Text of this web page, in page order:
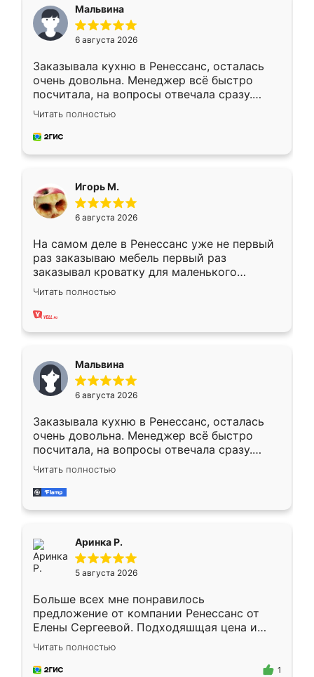
Мальвина
6 августа 2026
Заказывала кухню в Ренессанс, осталась
очень довольна. Менеджер всё быстро
посчитала, на вопросы отвечала сразу.
Замерщик приехал в субботу, подошёл к
делу со всей ответственностью. Собрали
за день, ребята работали аккуратно, даже
Читать полностью
Игорь М.
6 августа 2026
На самом деле в Ренессанс уже не первый
раз заказываю мебель первый раз
заказывал кроватку для маленького
ребёнка при его рождении ,во второй раз
заказал шкаф-купе. По качеству очень
хорошее сборка достаточно быстрая,
меньше, здесь же он более разнообразный.
Мне нравится ,если что-то потребуется из
мебели буду заказывать только здесь.
Читать полностью
Мальвина
6 августа 2026
Заказывала кухню в Ренессанс, осталась
очень довольна. Менеджер всё быстро
посчитала, на вопросы отвечала сразу.
Замерщик приехал в субботу, подошёл к
делу со всей ответственностью. Собрали
за день, ребята работали аккуратно, даже
Читать полностью
Аринка Р.
5 августа 2026
Больше всех мне понравилось
предложение от компании Ренессанс от
Елены Сергеевой. Подходяшщая цена и
короткие сроки изготовления. Приехавший
для замера сотрудник Владислав
предложил по моему эскизу самый
Читать полностью
1